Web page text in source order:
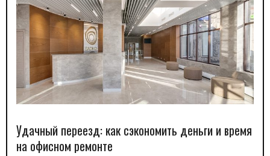
Удачный переезд: как сэкономить деньги и время
на офисном ремонте